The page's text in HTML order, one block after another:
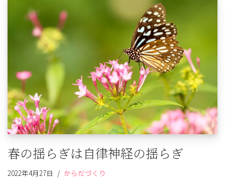
春の揺らぎは自律神経の揺らぎ
2022年4月27日 からだづくり